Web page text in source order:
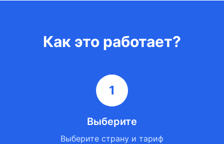
Как это работает?
1
Выберите
Выберите страну и тариф